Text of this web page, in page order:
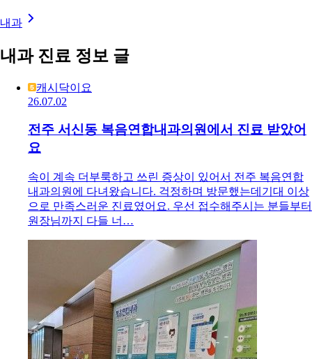
내과
내과 진료 정보 글
캐시닥이요
26.07.02
전주 서신동 복음연합내과의원에서 진료 받았어
요
속이 계속 더부룩하고 쓰린 증상이 있어서 전주 복음연합
내과의원에 다녀왔습니다. 걱정하며 방문했는데기대 이상
으로 만족스러운 진료였어요. 우선 접수해주시는 분들부터
원장님까지 다들 너…